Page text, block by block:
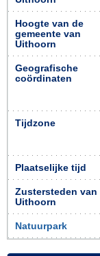
Hoogte van de
gemeente van
Uithoorn
Geografische
coördinaten
Tijdzone
Plaatselijke tijd
Zustersteden van
Uithoorn
Natuurpark